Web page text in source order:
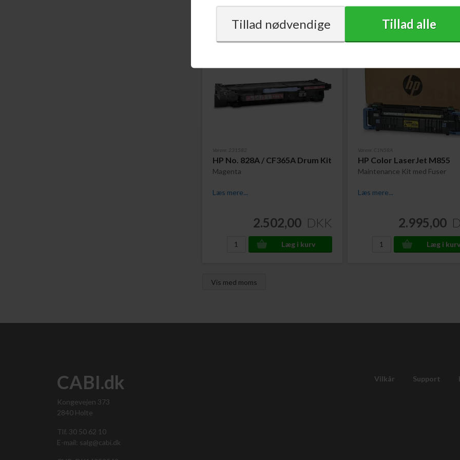
Varenr. 231582
HP No. 828A / CF365A Drum Kit
Magenta
Læs mere...
2.502,00 DKK
Varenr. C1N58A
HP Color LaserJet M855
Maintenance Kit med Fuser
Læs mere...
2.995,00
Vis med moms
CABI.dk
Kongevejen 373
2840 Holte
Tlf. 30 50 62 10
E-mail: salg@cabi.dk
Vilkår Support